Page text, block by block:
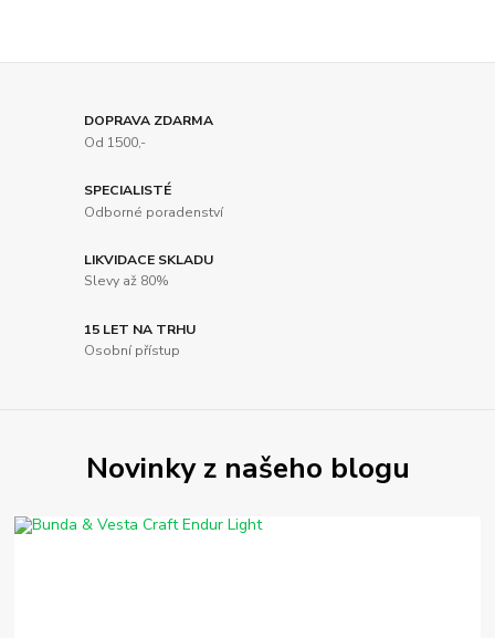
DOPRAVA ZDARMA
Od 1500,-
SPECIALISTÉ
Odborné poradenství
LIKVIDACE SKLADU
Slevy až 80%
15 LET NA TRHU
Osobní přístup
Novinky z našeho blogu